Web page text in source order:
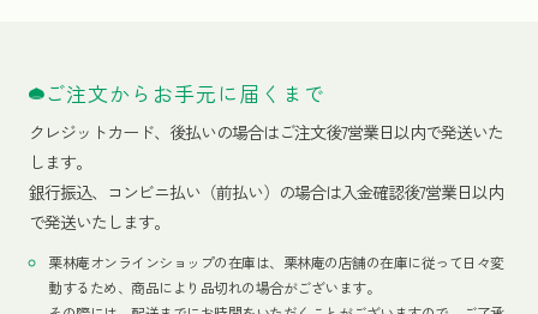
ご注文からお手元に届くまで
クレジットカード、 後払いの場合はご注文後7営業日以内で発送いた
します。
銀行振込、コンビニ払い（前払い）の場合は入金確認後7営業日以内
で発送いたします。
栗林庵オンラインショップの在庫は、栗林庵の店舗の在庫に従って日々変
動するため、商品により品切れの場合がございます。